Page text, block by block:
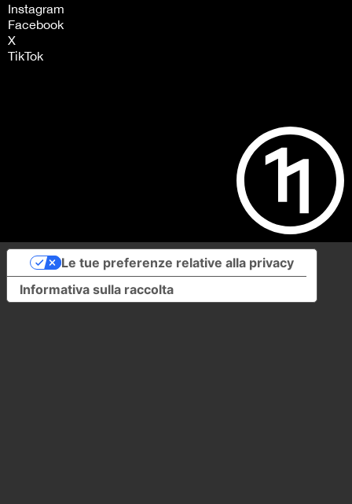
Instagram
Facebook
X
TikTok
Informativa sulla raccolta
Le tue preferenze relative alla privacy